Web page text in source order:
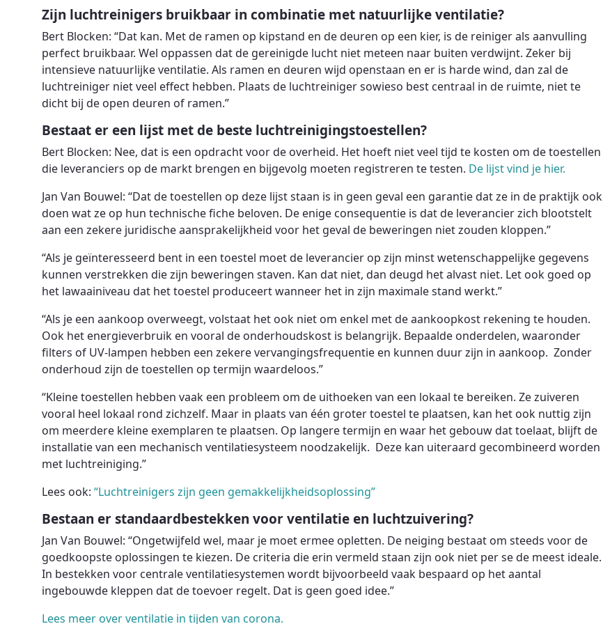
Zijn luchtreinigers bruikbaar in combinatie met natuurlijke ventilatie?
Bert Blocken: “Dat kan. Met de ramen op kipstand en de deuren op een kier, is de reiniger als aanvulling
perfect bruikbaar. Wel oppassen dat de gereinigde lucht niet meteen naar buiten verdwijnt. Zeker bij
intensieve natuurlijke ventilatie. Als ramen en deuren wijd openstaan en er is harde wind, dan zal de
luchtreiniger niet veel effect hebben. Plaats de luchtreiniger sowieso best centraal in de ruimte, niet te
dicht bij de open deuren of ramen.”
Bestaat er een lijst met de beste luchtreinigingstoestellen?
Bert Blocken: Nee, dat is een opdracht voor de overheid. Het hoeft niet veel tijd te kosten om de toestellen
die leveranciers op de markt brengen en bijgevolg moeten registreren te testen. De lijst vind je hier.
Jan Van Bouwel: “Dat de toestellen op deze lijst staan is in geen geval een garantie dat ze in de praktijk ook
doen wat ze op hun technische fiche beloven. De enige consequentie is dat de leverancier zich blootstelt
aan een zekere juridische aansprakelijkheid voor het geval de beweringen niet zouden kloppen.”
“Als je geïnteresseerd bent in een toestel moet de leverancier op zijn minst wetenschappelijke gegevens
kunnen verstrekken die zijn beweringen staven. Kan dat niet, dan deugd het alvast niet. Let ook goed op
het lawaainiveau dat het toestel produceert wanneer het in zijn maximale stand werkt.”
“Als je een aankoop overweegt, volstaat het ook niet om enkel met de aankoopkost rekening te houden.
Ook het energieverbruik en vooral de onderhoudskost is belangrijk. Bepaalde onderdelen, waaronder
filters of UV-lampen hebben een zekere vervangingsfrequentie en kunnen duur zijn in aankoop. Zonder
onderhoud zijn de toestellen op termijn waardeloos.”
“Kleine toestellen hebben vaak een probleem om de uithoeken van een lokaal te bereiken. Ze zuiveren
vooral heel lokaal rond zichzelf. Maar in plaats van één groter toestel te plaatsen, kan het ook nuttig zijn
om meerdere kleine exemplaren te plaatsen. Op langere termijn en waar het gebouw dat toelaat, blijft de
installatie van een mechanisch ventilatiesysteem noodzakelijk. Deze kan uiteraard gecombineerd worden
met luchtreiniging.”
Lees ook: “Luchtreinigers zijn geen gemakkelijkheidsoplossing”
Bestaan er standaardbestekken voor ventilatie en luchtzuivering?
Jan Van Bouwel: “Ongetwijfeld wel, maar je moet ermee opletten. De neiging bestaat om steeds voor de
goedkoopste oplossingen te kiezen. De criteria die erin vermeld staan zijn ook niet per se de meest ideale.
In bestekken voor centrale ventilatiesystemen wordt bijvoorbeeld vaak bespaard op het aantal
ingebouwde kleppen dat de toevoer regelt. Dat is geen goed idee.”
Lees meer over ventilatie in tijden van corona.